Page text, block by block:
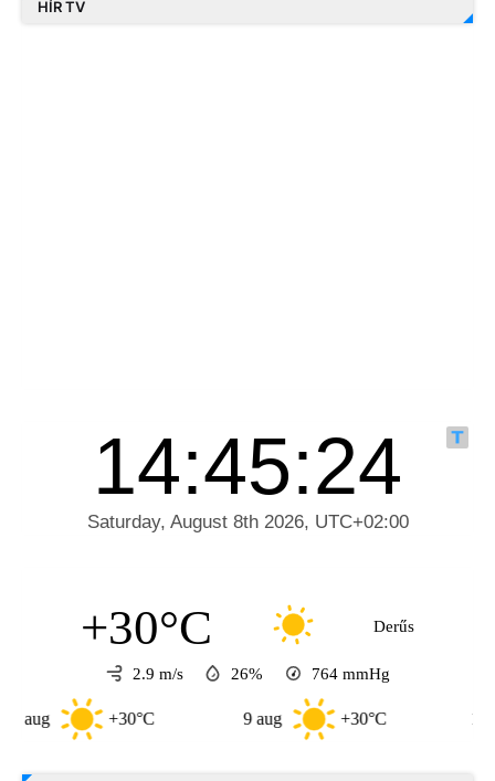
HÍR TV
+30°C Derűs
2.9 m/s 26% 764 mmHg
+30°C +30°C